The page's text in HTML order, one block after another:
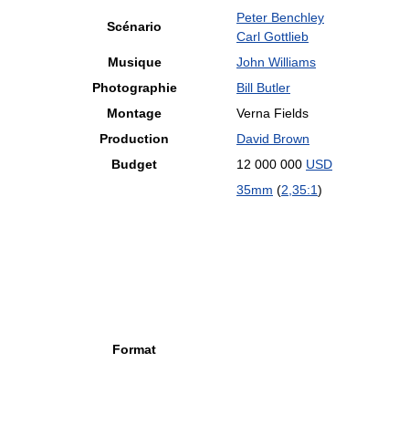
Scénario
Peter Benchley
Carl Gottlieb
Musique
John Williams
Photographie
Bill Butler
Montage
Verna Fields
Production
David Brown
Budget
12 000 000 USD
Format
35mm (2,35:1)